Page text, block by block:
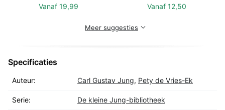
Vanaf 19,99
Vanaf 12,50
Meer suggesties
Specificaties
Auteur: Carl Gustav Jung, Pety de Vries-Ek
Serie: De kleine Jung-bibliotheek